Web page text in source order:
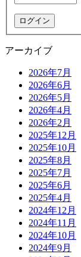
アーカイブ
2026年7月
2026年6月
2026年5月
2026年4月
2026年2月
2025年12月
2025年10月
2025年8月
2025年7月
2025年6月
2025年4月
2024年12月
2024年11月
2024年10月
2024年9月